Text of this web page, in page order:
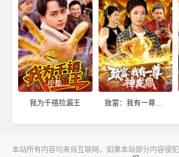
全集
我为千禧捡漏王
全集
致富：我有一尊神龙鼎
本站所有内容均来自互联网，如果本站部分内容侵犯